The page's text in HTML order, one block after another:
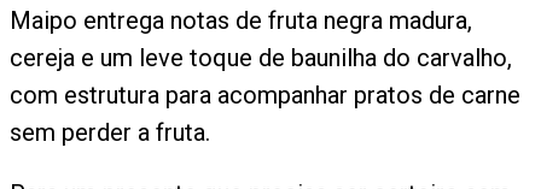
Maipo entrega notas de fruta negra madura,
cereja e um leve toque de baunilha do carvalho,
com estrutura para acompanhar pratos de carne
sem perder a fruta.